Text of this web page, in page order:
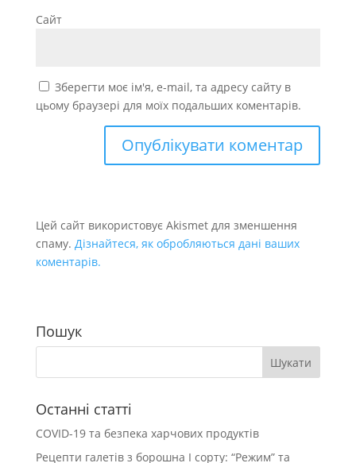
Сайт
Зберегти моє ім'я, e-mail, та адресу сайту в
цьому браузері для моїх подальших коментарів.
Цей сайт використовує Akismet для зменшення
спаму. Дізнайтеся, як обробляються дані ваших
коментарів.
Пошук
Останні статті
COVID-19 та безпека харчових продуктів
Рецепти галетів з борошна І сорту: “Режим” та